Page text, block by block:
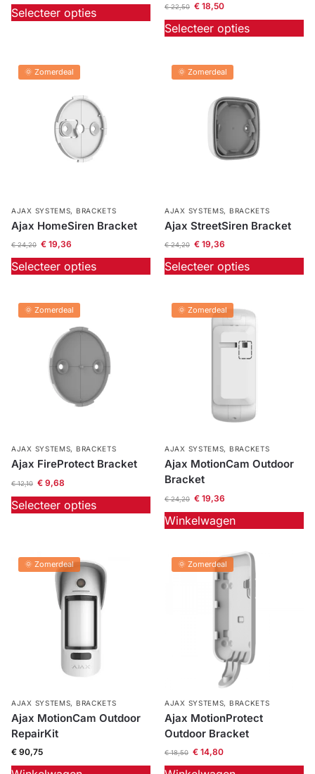
Selecteer opties €22,50 €18,50
Selecteer opties
🌞 Zomerdeal
AJAX SYSTEMS, BRACKETS
Ajax HomeSiren Bracket
€24,20 €19,36
Selecteer opties
🌞 Zomerdeal
AJAX SYSTEMS, BRACKETS
Ajax StreetSiren Bracket
€24,20 €19,36
Selecteer opties
🌞 Zomerdeal
AJAX SYSTEMS, BRACKETS
Ajax FireProtect Bracket
€12,10 €9,68
Selecteer opties
🌞 Zomerdeal
AJAX SYSTEMS, BRACKETS
Ajax MotionCam Outdoor
Bracket
€24,20 €19,36
Winkelwagen
🌞 Zomerdeal
AJAX SYSTEMS, BRACKETS
Ajax MotionCam Outdoor
RepairKit
€ 90,75
🌞 Zomerdeal
AJAX SYSTEMS, BRACKETS
Ajax MotionProtect
Outdoor Bracket
€18,50 €14,80